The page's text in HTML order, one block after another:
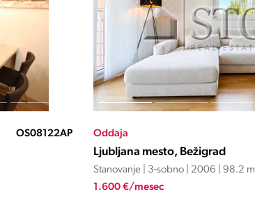
OS08122AP Oddaja
Ljubljana mesto, Bežigrad
Stanovanje | 3-sobno | 2006 | 98.2 m
1.600 €/mesec